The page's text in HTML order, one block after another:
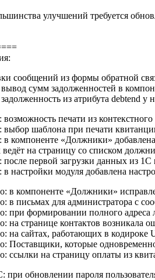
улучшений требуется
сообщений из формы обратной
сумм задолженностей в
из атрибута debtend у
возможность печати из
выбор шаблона при печати
в компоненте «Должники»
ведёт на страницу со списком
после первой загрузки данных из
в настройки модуля добавлена
в компоненте «Должники»
в письмах для администратора с
при формировании полного адреса
на странице контактов возникала
на сайтах, работающих в кодироке
Поставщики, которые
ссылки на страницу оплаты из
обновлении пароля